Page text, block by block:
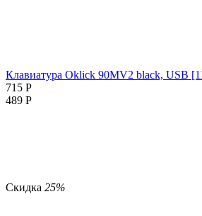
Клавиатура Oklick 90MV2 black, USB
715 Р
489 Р
Скидка 25%